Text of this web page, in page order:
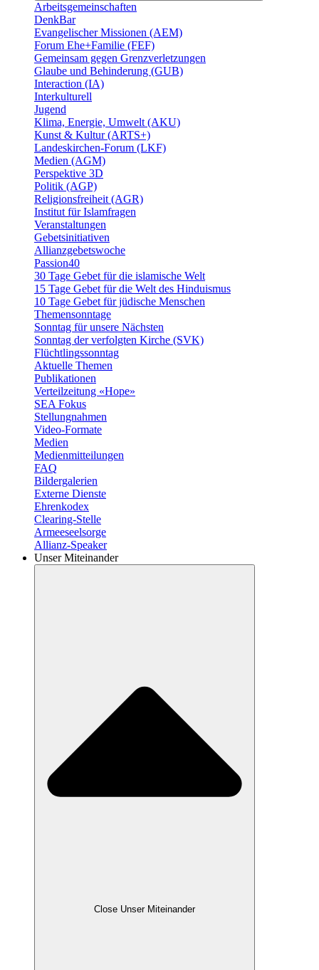
Arbeitsgemeinschaften
DenkBar
Evangelischer Missionen (AEM)
Forum Ehe+Familie (FEF)
Gemeinsam gegen Grenzverletzungen
Glaube und Behinderung (GUB)
Interaction (IA)
Interkulturell
Jugend
Klima, Energie, Umwelt (AKU)
Kunst & Kultur (ARTS+)
Landeskirchen-Forum (LKF)
Medien (AGM)
Perspektive 3D
Politik (AGP)
Religionsfreiheit (AGR)
Institut für Islamfragen
Veranstaltungen
Gebetsinitiativen
Allianzgebetswoche
Passion40
30 Tage Gebet für die islamische Welt
15 Tage Gebet für die Welt des Hinduismus
10 Tage Gebet für jüdische Menschen
Themensonntage
Sonntag für unsere Nächsten
Sonntag der verfolgten Kirche (SVK)
Flüchtlingssonntag
Aktuelle Themen
Publikationen
Verteilzeitung «Hope»
SEA Fokus
Stellungnahmen
Video-Formate
Medien
Medienmitteilungen
FAQ
Bildergalerien
Externe Dienste
Ehrenkodex
Clearing-Stelle
Armeeseelsorge
Allianz-Speaker
Unser Miteinander
Close Unser Miteinander